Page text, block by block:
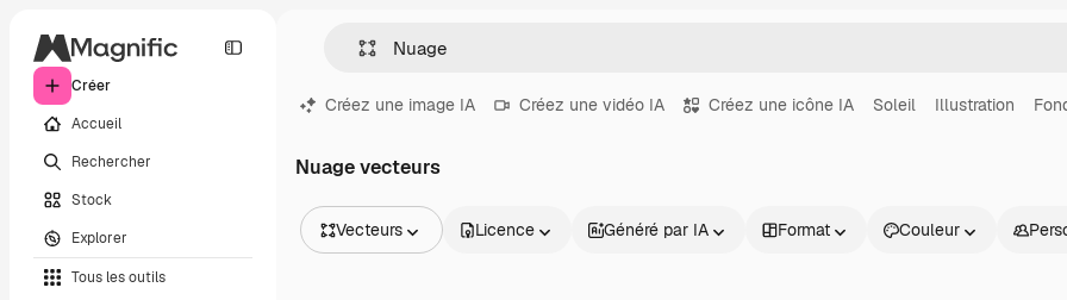
Créer
Accueil
Rechercher
Stock
Explorer
Tous les outils
Créez une image IA Créez une vidéo IA Créez une icône IA Soleil Illustration
Nuage vecteurs
Vecteurs Licence Généré par IA Format Couleur